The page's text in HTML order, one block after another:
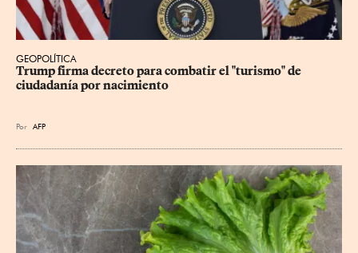
GEOPOLÍTICA
Trump firma decreto para combatir el "turismo" de
ciudadanía por nacimiento
Por AFP